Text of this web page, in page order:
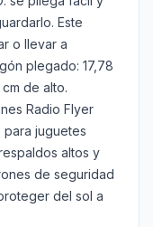
Este
o llevar a
plegado: 17,78
de alto.
Radio Flyer
juguetes
altos y
de seguridad
del sol a